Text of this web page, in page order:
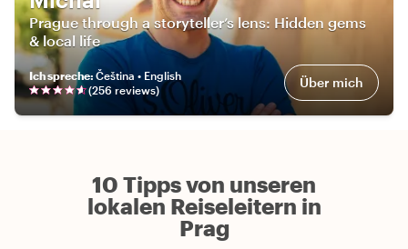
Prague through a storyteller’s lens: Hidden gems
& local life
Ich spreche: Čeština • English
(256 reviews) Über mich
10 Tipps von unseren
lokalen Reiseleitern in
Prag